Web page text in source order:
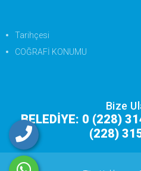
Tarihçesi
COĞRAFİ KONUMU
Bize
BELEDİYE: 0 (228)
(228)